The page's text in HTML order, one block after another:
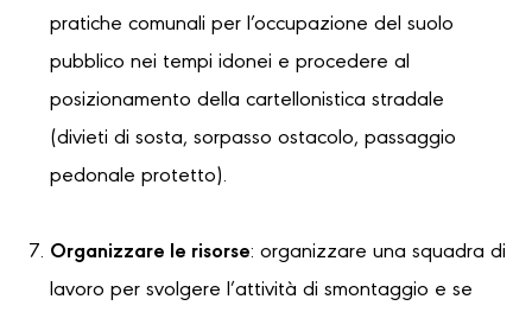
pratiche comunali per l’occupazione del suolo
pubblico nei tempi idonei e procedere al
posizionamento della cartellonistica stradale
(divieti di sosta, sorpasso ostacolo, passaggio
pedonale protetto).
Organizzare le risorse: organizzare una squadra di
lavoro per svolgere l’attività di smontaggio e se